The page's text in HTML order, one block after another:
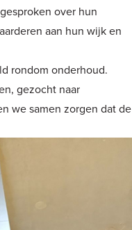
over hun
aan hun wijk en
rondom onderhoud.
gezocht naar
we samen zorgen dat de